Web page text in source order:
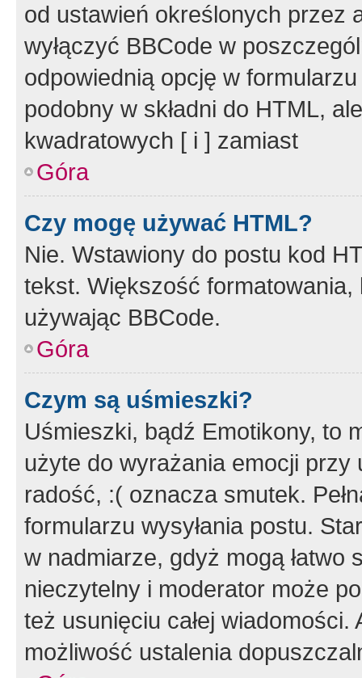
od ustawień określonych przez
wyłączyć BBCode w
odpowiednią opcję w
podobny w składni do HTML,
kwadratowych [ i ] zamiast
Góra
Czy mogę używać HTML?
Nie. Wstawiony do postu kod
tekst. Większość
używając BBCode.
Góra
Czym są uśmieszki?
Uśmieszki, bądź Emotikony, to
użyte do wyrażania emocji
radość, :( oznacza smutek.
formularzu wysyłania postu.
w nadmiarze, gdyż mogą
nieczytelny i moderator może
też usunięciu całej
możliwość ustalenia